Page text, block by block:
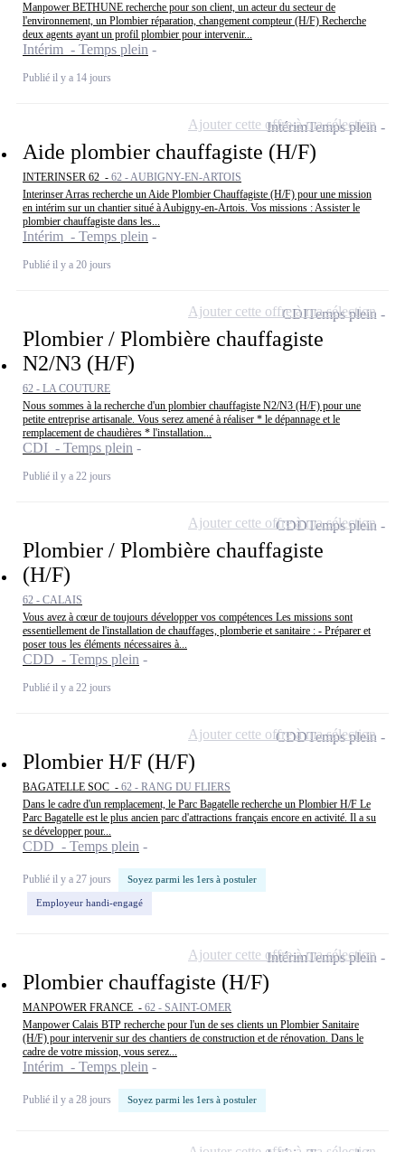
Manpower BETHUNE recherche pour son client, un acteur du secteur de
l'environnement, un Plombier réparation, changement compteur (H/F) Recherche
deux agents ayant un profil plombier pour intervenir...
Intérim - Temps plein
Publié il y a 14 jours
Aide plombier chauffagiste (H/F)
INTERINSER 62 - 62 - AUBIGNY-EN-ARTOIS
Interinser Arras recherche un Aide Plombier Chauffagiste (H/F) pour une mission
en intérim sur un chantier situé à Aubigny-en-Artois. Vos missions : Assister le
plombier chauffagiste dans les...
Intérim - Temps plein
Publié il y a 20 jours
IntérimTemps plein
Ajouter cette offre à ma sélection
Plombier / Plombière chauffagiste
N2/N3 (H/F)
62 - LA COUTURE
Nous sommes à la recherche d'un plombier chauffagiste N2/N3 (H/F) pour une
petite entreprise artisanale. Vous serez amené à réaliser * le dépannage et le
remplacement de chaudières * l'installation...
CDI - Temps plein
Publié il y a 22 jours
CDITemps plein
Ajouter cette offre à ma sélection
Plombier / Plombière chauffagiste
(H/F)
62 - CALAIS
Vous avez à cœur de toujours développer vos compétences Les missions sont
essentiellement de l'installation de chauffages, plomberie et sanitaire : - Préparer et
poser tous les éléments nécessaires à...
CDD - Temps plein
Publié il y a 22 jours
CDDTemps plein
Ajouter cette offre à ma sélection
Plombier H/F (H/F)
BAGATELLE SOC - 62 - RANG DU FLIERS
Dans le cadre d'un remplacement, le Parc Bagatelle recherche un Plombier H/F Le
Parc Bagatelle est le plus ancien parc d'attractions français encore en activité. Il a su
se développer pour...
CDD - Temps plein
Publié il y a 27 jours Soyez parmi les 1ers à postuler
Employeur handi-engagé
CDDTemps plein
Ajouter cette offre à ma sélection
Plombier chauffagiste (H/F)
MANPOWER FRANCE - 62 - SAINT-OMER
Manpower Calais BTP recherche pour l'un de ses clients un Plombier Sanitaire
(H/F) pour intervenir sur des chantiers de construction et de rénovation. Dans le
cadre de votre mission, vous serez...
Intérim - Temps plein
Publié il y a 28 jours Soyez parmi les 1ers à postuler
IntérimTemps plein
Ajouter cette offre à ma sélection